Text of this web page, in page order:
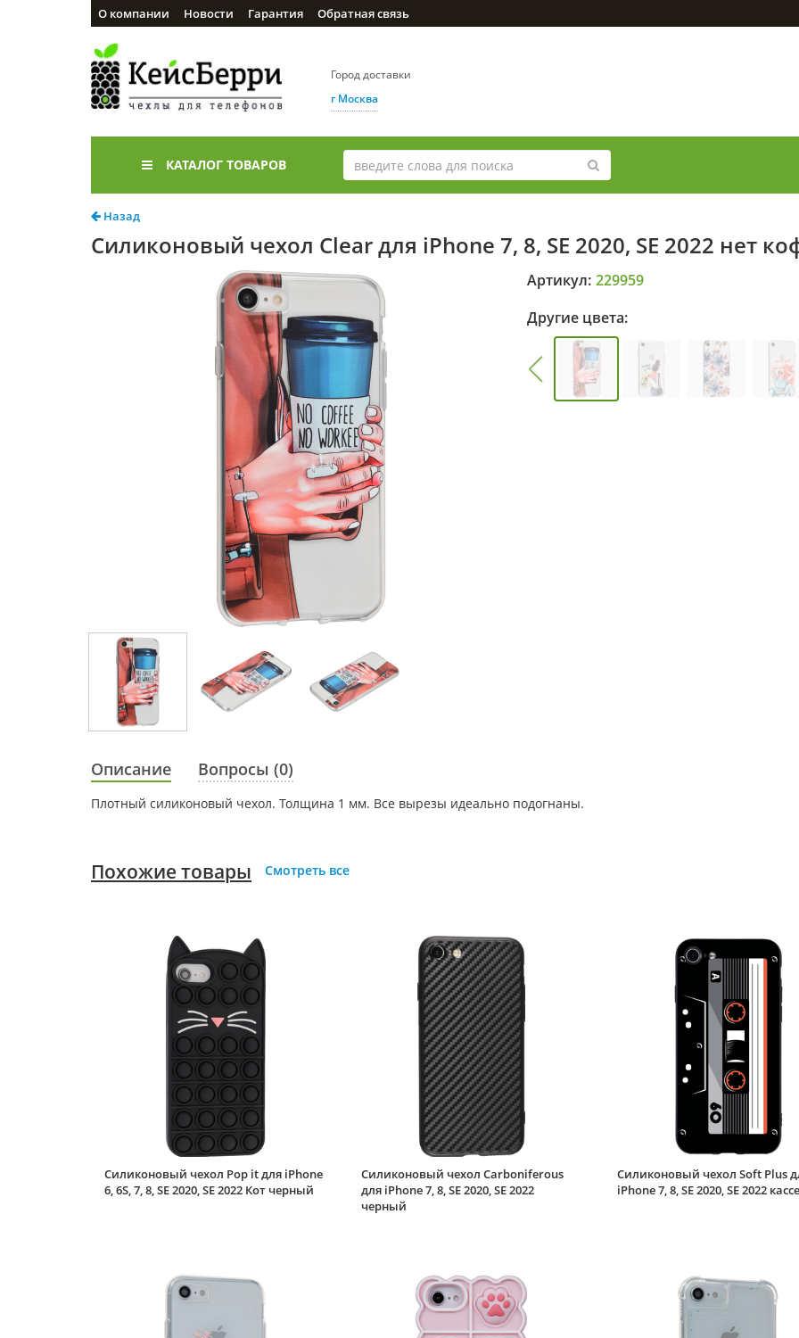
О компании Новости Гарантия Обратная связь
Город доставки
г Москва
КАТАЛОГ ТОВАРОВ
Назад
Силиконовый чехол Clear для iPhone 7, 8, SE 2020, SE 2022 нет
Артикул: 229959
Другие цвета:
Описание Вопросы (0)
Плотный силиконовый чехол. Толщина 1 мм. Все вырезы идеально подогнаны.
Похожие товары Смотреть все
Силиконовый чехол Pop it для iPhone
6, 6S, 7, 8, SE 2020, SE 2022 Кот черный
Силиконовый чехол Carboniferous
для iPhone 7, 8, SE 2020, SE 2022
черный
Силиконовый чехол Soft Plus
iPhone 7, 8, SE 2020, SE 2022